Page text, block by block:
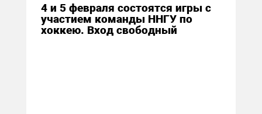
4 и 5 февраля состоятся игры с
участием команды ННГУ по
хоккею. Вход свободный